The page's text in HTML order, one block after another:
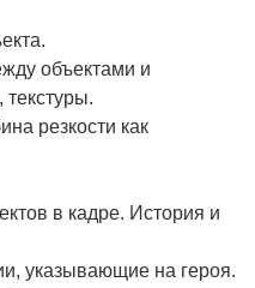
объектами и
резкости как
в кадре. История и
указывающие на героя.